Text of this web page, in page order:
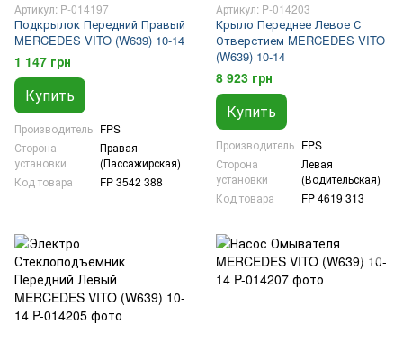
Артикул: P-014197
Подкрылок Передний Правый
MERCEDES VITO (W639) 10-14
1 147 грн
Купить
Производитель FPS
Сторона
установки
Правая
(Пассажирская)
Код товара
FP 3542 388
Артикул: P-014203
Крыло Переднее Левое С
Отверстием MERCEDES VITO
(W639) 10-14
8 923 грн
Купить
Производитель FPS
Сторона
установки
Левая
(Водительская)
Код товара
FP 4619 313